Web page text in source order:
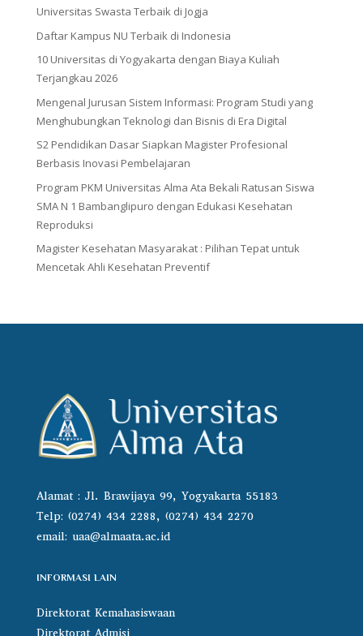
Universitas Swasta Terbaik di Jogja
Daftar Kampus NU Terbaik di Indonesia
10 Universitas di Yogyakarta dengan Biaya Kuliah
Terjangkau 2026
Mengenal Jurusan Sistem Informasi: Program Studi yang
Menghubungkan Teknologi dan Bisnis di Era Digital
S2 Pendidikan Dasar Siapkan Magister Profesional
Berbasis Inovasi Pembelajaran
Program PKM Universitas Alma Ata Bekali Ratusan Siswa
SMA N 1 Bambanglipuro dengan Edukasi Kesehatan
Reproduksi
Magister Kesehatan Masyarakat : Pilihan Tepat untuk
Mencetak Ahli Kesehatan Preventif
Alamat : Jl. Brawijaya 99, Yogyakarta 55183
Telp: (0274) 434 2288, (0274) 434 2270
email: uaa@almaata.ac.id
INFORMASI LAIN
Direktorat Kemahasiswaan